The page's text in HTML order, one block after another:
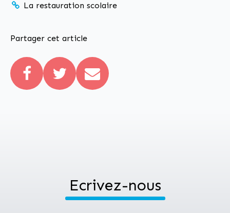
La restauration scolaire
Partager cet article
Ecrivez-nous